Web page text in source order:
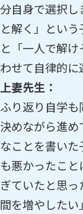
分自身で選択
と解く」とい
と「一人で解
わせて自律的に
上妻先生：
ふり返り自学
決めながら進
なことを書い
も悪かったこ
ぎていたと思
間を増やした